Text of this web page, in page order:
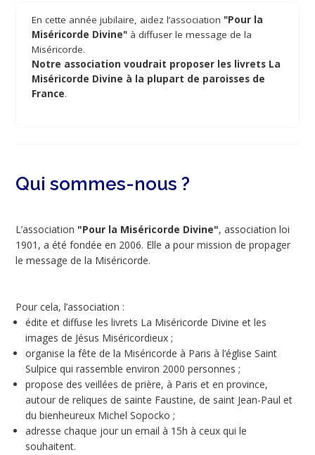
En cette année jubilaire, aidez l’association "Pour la
Miséricorde Divine" à diffuser le message de la
Miséricorde.
Notre association voudrait proposer les livrets La
Miséricorde Divine à la plupart de paroisses de
France.
Qui sommes-nous ?
L’association "Pour la Miséricorde Divine", association loi
1901, a été fondée en 2006. Elle a pour mission de propager
le message de la Miséricorde.
Pour cela, l’association :
édite et diffuse les livrets La Miséricorde Divine et les
images de Jésus Miséricordieux ;
organise la fête de la Miséricorde à Paris à l’église Saint
Sulpice qui rassemble environ 2000 personnes ;
propose des veillées de prière, à Paris et en province,
autour de reliques de sainte Faustine, de saint Jean-Paul et
du bienheureux Michel Sopocko ;
adresse chaque jour un email à 15h à ceux qui le
souhaitent.